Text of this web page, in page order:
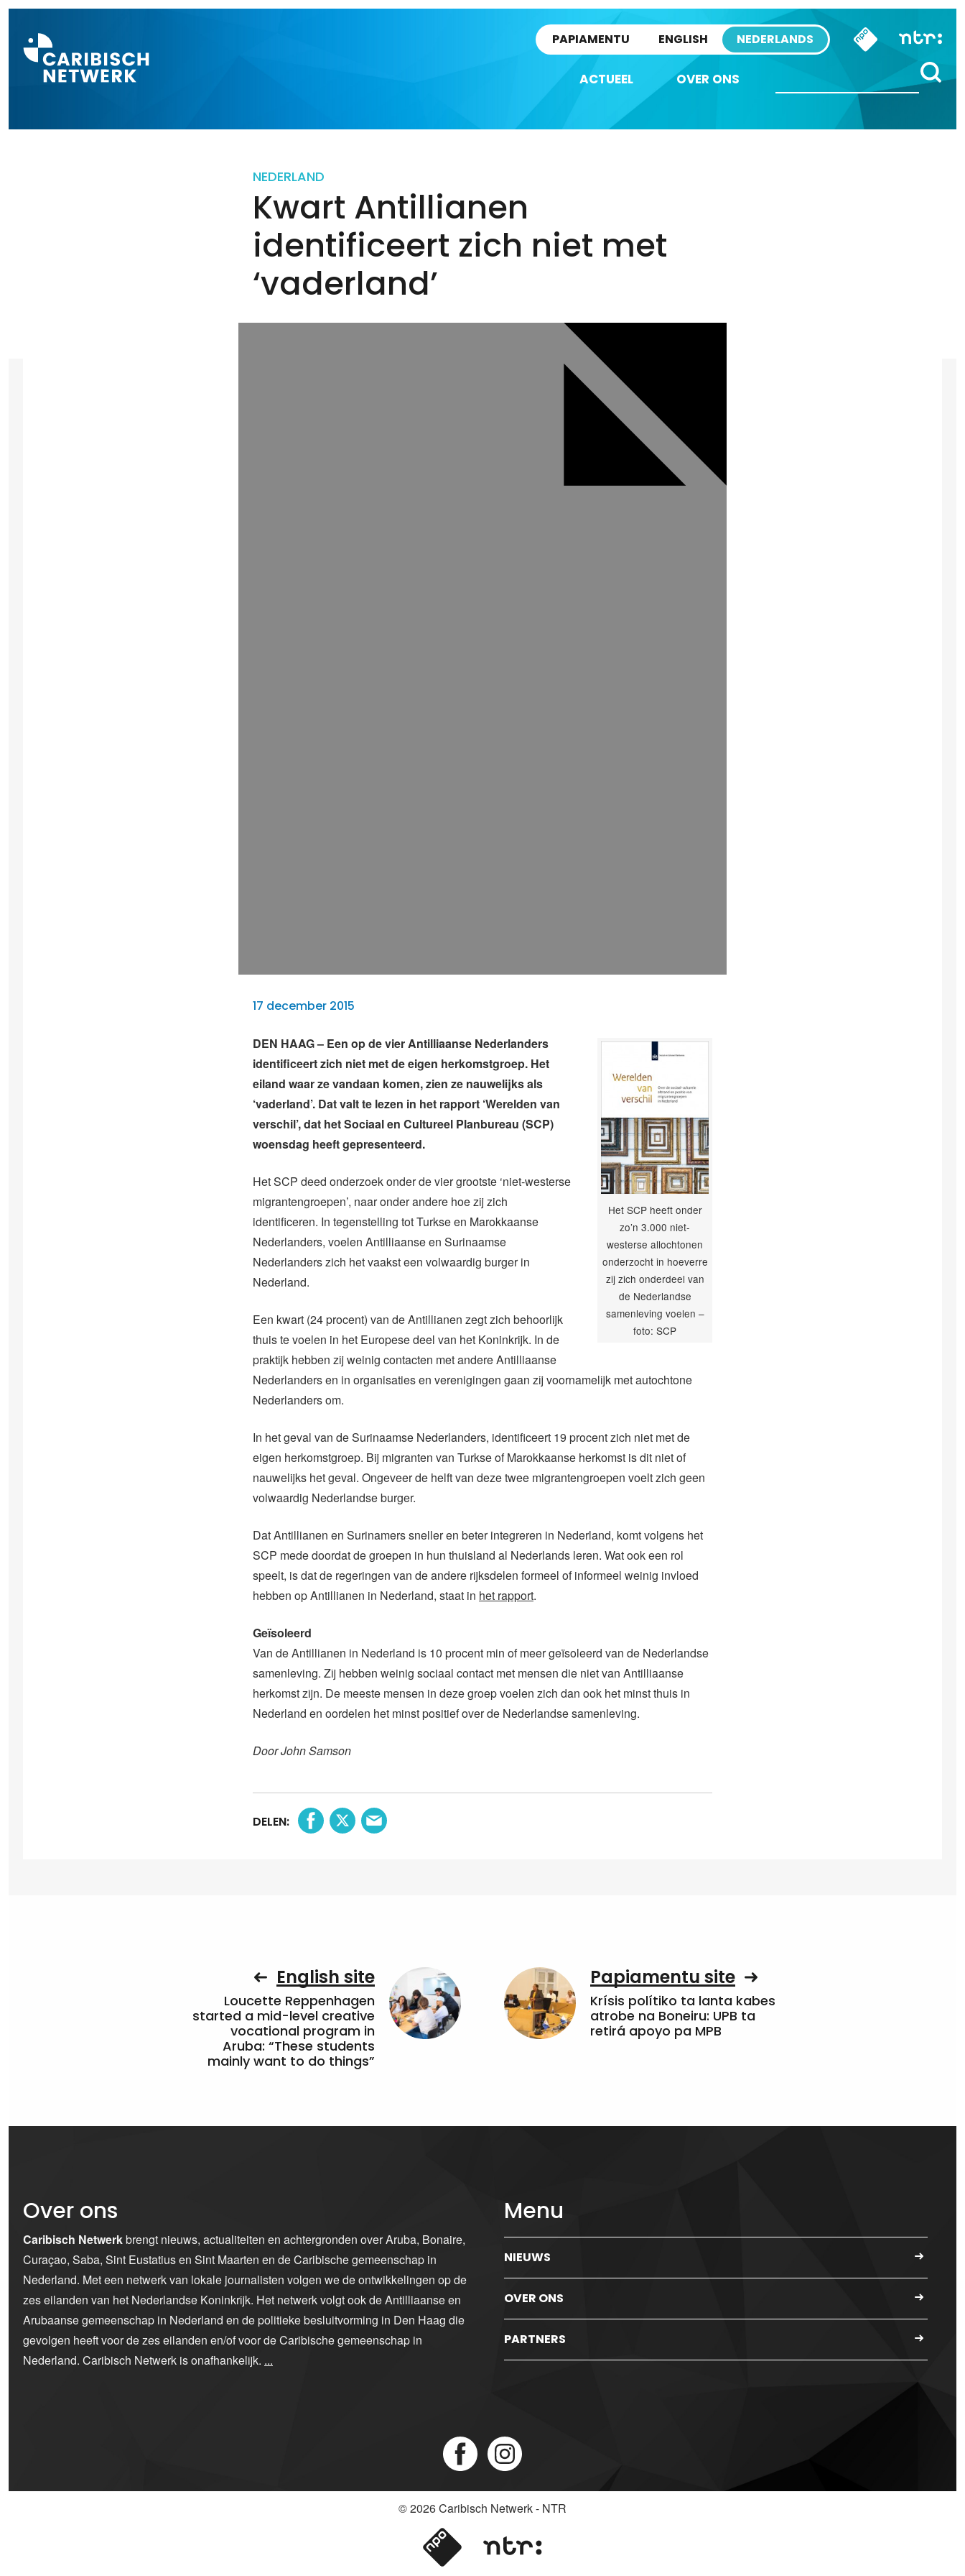
PAPIAMENTU ENGLISH NEDERLANDS
ACTUEEL OVER ONS
NEDERLAND
Kwart Antillianen
identificeert zich niet met
‘vaderland’
17 december 2015
Het SCP heeft onder
zo’n 3.000 niet-
westerse allochtonen
onderzocht in hoeverre
zij zich onderdeel van
de Nederlandse
samenleving voelen –
foto: SCP
DEN HAAG – Een op de vier Antilliaanse Nederlanders
identificeert zich niet met de eigen herkomstgroep. Het
eiland waar ze vandaan komen, zien ze nauwelijks als
‘vaderland’. Dat valt te lezen in het rapport ‘Werelden van
verschil’, dat het Sociaal en Cultureel Planbureau (SCP)
woensdag heeft gepresenteerd.
Het SCP deed onderzoek onder de vier grootste ‘niet-westerse
migrantengroepen’, naar onder andere hoe zij zich
identificeren. In tegenstelling tot Turkse en Marokkaanse
Nederlanders, voelen Antilliaanse en Surinaamse
Nederlanders zich het vaakst een volwaardig burger in
Nederland.
Een kwart (24 procent) van de Antillianen zegt zich behoorlijk
thuis te voelen in het Europese deel van het Koninkrijk. In de
praktijk hebben zij weinig contacten met andere Antilliaanse
Nederlanders en in organisaties en verenigingen gaan zij voornamelijk met autochtone
Nederlanders om.
In het geval van de Surinaamse Nederlanders, identificeert 19 procent zich niet met de
eigen herkomstgroep. Bij migranten van Turkse of Marokkaanse herkomst is dit niet of
nauwelijks het geval. Ongeveer de helft van deze twee migrantengroepen voelt zich geen
volwaardig Nederlandse burger.
Dat Antillianen en Surinamers sneller en beter integreren in Nederland, komt volgens het
SCP mede doordat de groepen in hun thuisland al Nederlands leren. Wat ook een rol
speelt, is dat de regeringen van de andere rijksdelen formeel of informeel weinig invloed
hebben op Antillianen in Nederland, staat in het rapport.
Geïsoleerd
Van de Antillianen in Nederland is 10 procent min of meer geïsoleerd van de Nederlandse
samenleving. Zij hebben weinig sociaal contact met mensen die niet van Antilliaanse
herkomst zijn. De meeste mensen in deze groep voelen zich dan ook het minst thuis in
Nederland en oordelen het minst positief over de Nederlandse samenleving.
Door John Samson
DELEN:
English site
Loucette Reppenhagen
started a mid-level creative
vocational program in
Aruba: “These students
mainly want to do things”
Papiamentu site
Krísis polítiko ta lanta kabes
atrobe na Boneiru: UPB ta
retirá apoyo pa MPB
Over ons
Caribisch Netwerkbrengt nieuws, actualiteiten en achtergronden over Aruba, Bonaire,
Curaçao, Saba, Sint Eustatius en Sint Maarten en de Caribische gemeenschap in
Nederland. Met een netwerk van lokale journalisten volgen we de ontwikkelingen op de
zes eilanden van het Nederlandse Koninkrijk. Het netwerk volgt ook de Antilliaanse en
Arubaanse gemeenschap in Nederland en de politieke besluitvorming in Den Haag die
gevolgen heeft voor de zes eilanden en/of voor de Caribische gemeenschap in
Nederland. Caribisch Netwerk is onafhankelijk. ...
Menu
NIEUWS
OVER ONS
PARTNERS
© 2026Caribisch Netwerk - NTR